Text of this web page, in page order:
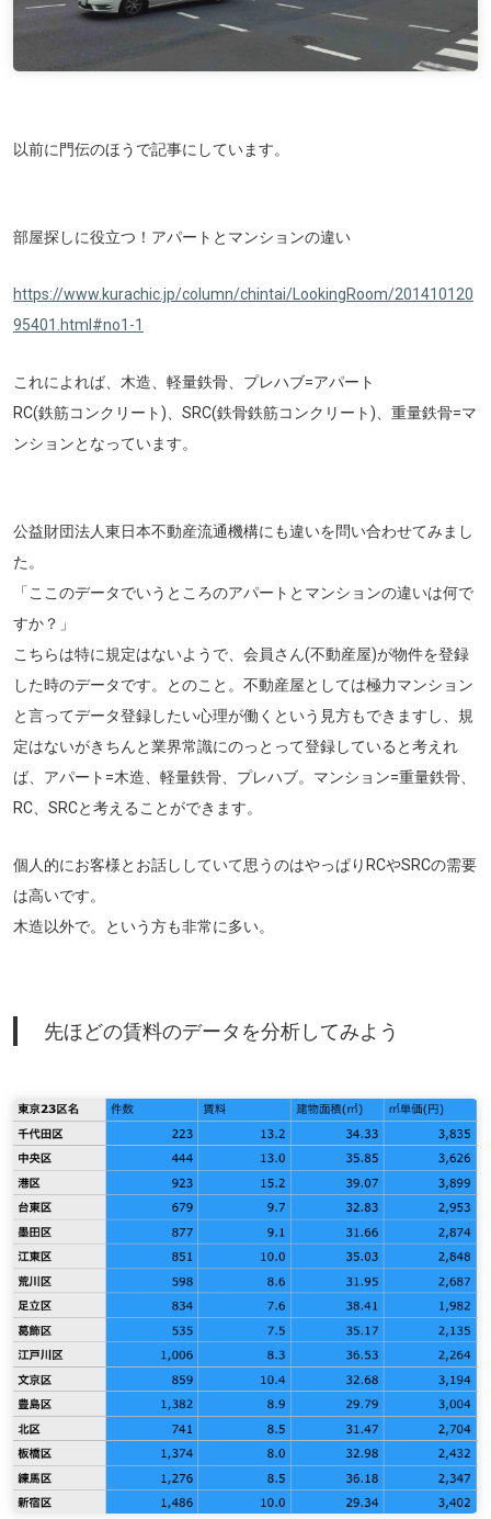
以前に門伝のほうで記事にしています。
部屋探しに役立つ！アパートとマンションの違い
https://www.kurachic.jp/column/chintai/LookingRoom/201410120
95401.html#no1-1
これによれば、木造、軽量鉄骨、プレハブ=アパート
RC(鉄筋コンクリート)、SRC(鉄骨鉄筋コンクリート)、重量鉄骨=マ
ンションとなっています。
公益財団法人東日本不動産流通機構にも違いを問い合わせてみまし
た。
「ここのデータでいうところのアパートとマンションの違いは何で
すか？」
こちらは特に規定はないようで、会員さん(不動産屋)が物件を登録
した時のデータです。とのこと。不動産屋としては極力マンション
と言ってデータ登録したい心理が働くという見方もできますし、規
定はないがきちんと業界常識にのっとって登録していると考えれ
ば、アパート=木造、軽量鉄骨、プレハブ。マンション=重量鉄骨、
RC、SRCと考えることができます。
個人的にお客様とお話ししていて思うのはやっぱりRCやSRCの需要
は高いです。
木造以外で。という方も非常に多い。
先ほどの賃料のデータを分析してみよう